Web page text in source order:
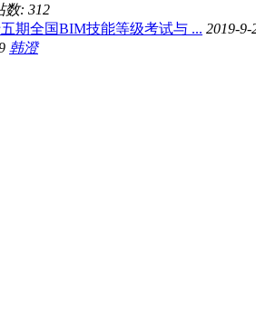
数: 312
期全国BIM技能等级考试与 ... 2019-9-
韩澄